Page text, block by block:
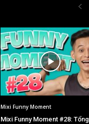
Mixi Funny Moment
Mixi Funny Moment #28: Tổng